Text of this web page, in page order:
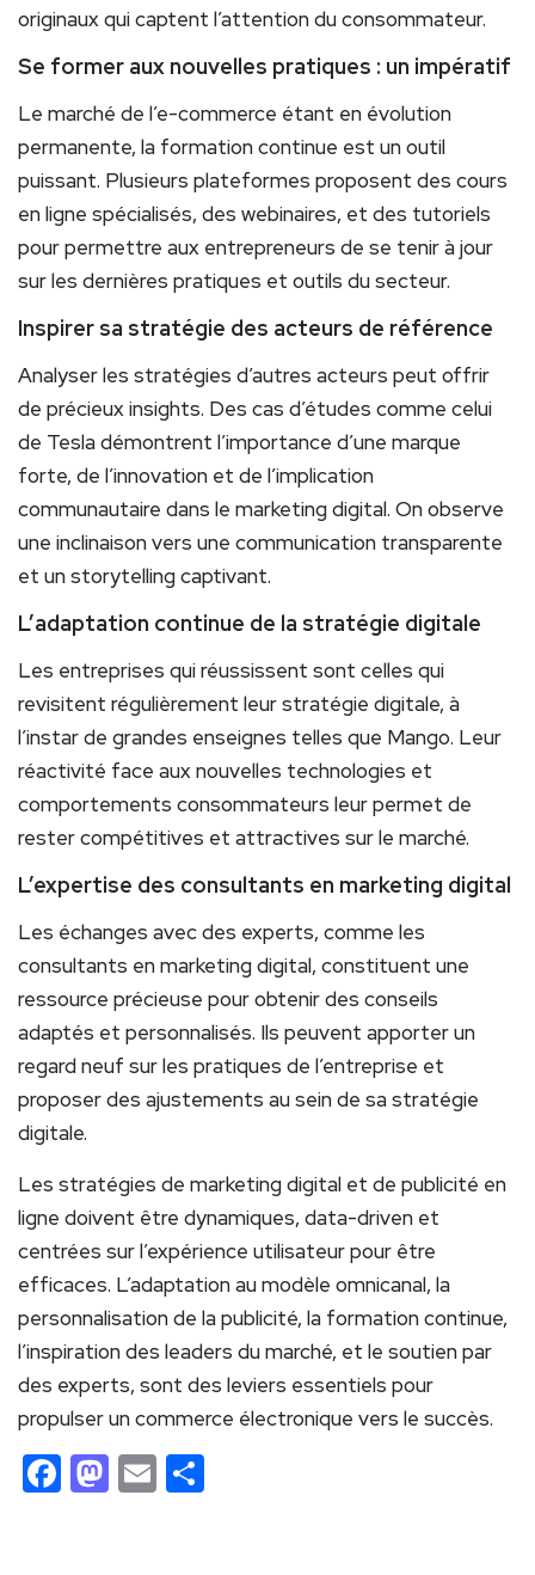
originaux qui captent l’attention du consommateur.
Se former aux nouvelles pratiques : un impératif
Le marché de l’e-commerce étant en évolution
permanente, la formation continue est un outil
puissant. Plusieurs plateformes proposent des cours
en ligne spécialisés, des webinaires, et des tutoriels
pour permettre aux entrepreneurs de se tenir à jour
sur les dernières pratiques et outils du secteur.
Inspirer sa stratégie des acteurs de référence
Analyser les stratégies d’autres acteurs peut offrir
de précieux insights. Des cas d’études comme celui
de Tesla démontrent l’importance d’une marque
forte, de l’innovation et de l’implication
communautaire dans le marketing digital. On observe
une inclinaison vers une communication transparente
et un storytelling captivant.
L’adaptation continue de la stratégie digitale
Les entreprises qui réussissent sont celles qui
revisitent régulièrement leur stratégie digitale, à
l’instar de grandes enseignes telles que Mango. Leur
réactivité face aux nouvelles technologies et
comportements consommateurs leur permet de
rester compétitives et attractives sur le marché.
L’expertise des consultants en marketing digital
Les échanges avec des experts, comme les
consultants en marketing digital, constituent une
ressource précieuse pour obtenir des conseils
adaptés et personnalisés. Ils peuvent apporter un
regard neuf sur les pratiques de l’entreprise et
proposer des ajustements au sein de sa stratégie
digitale.
Les stratégies de marketing digital et de publicité en
ligne doivent être dynamiques, data-driven et
centrées sur l’expérience utilisateur pour être
efficaces. L’adaptation au modèle omnicanal, la
personnalisation de la publicité, la formation continue,
l’inspiration des leaders du marché, et le soutien par
des experts, sont des leviers essentiels pour
propulser un commerce électronique vers le succès.
Facebook
Mastodon
Email